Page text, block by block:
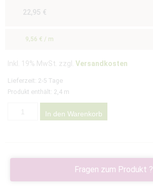
22,95 €
9,56 € / m
Inkl. 19% MwSt. zzgl. Versandkosten
Lieferzeit: 2-5 Tage
Produkt enthält: 2,4 m
In den Warenkorb
Fragen zum Produkt ?